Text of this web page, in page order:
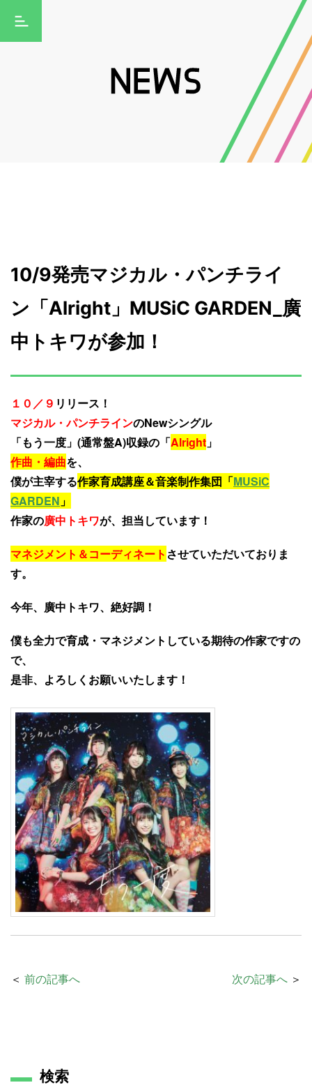
10/9発売マジカル・パンチライ
ン「Alright」MUSiC GARDEN_廣
中トキワが参加！
１０／９ リリース！
マジカル・パンチラインのNewシングル
「もう一度」(通常盤A)収録の「Alright 」
作曲・編曲を、
僕が主宰する作家育成講座＆音楽制作集団「MUSiC
GARDEN 」
作家の廣中トキワが、担当しています！
マネジメント＆コーディネート させていただいておりま
す。
今年、廣中トキワ、絶好調！
僕も全力で育成・マネジメントしている期待の作家ですの
で、
是非、よろしくお願いいたします！
＜ 前の記事へ 次の記事へ ＞
検索